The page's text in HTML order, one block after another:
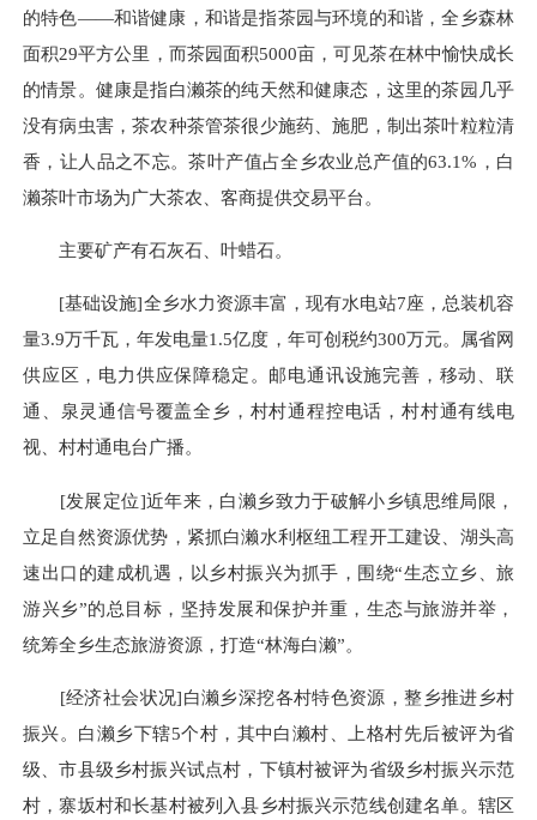
的特色——和谐健康，和谐是指茶园与环境的和谐，全乡森林
面积29平方公里，而茶园面积5000亩，可见茶在林中愉快成长
的情景。健康是指白濑茶的纯天然和健康态，这里的茶园几乎
没有病虫害，茶农种茶管茶很少施药、施肥，制出茶叶粒粒清
香，让人品之不忘。茶叶产值占全乡农业总产值的63.1%，白
濑茶叶市场为广大茶农、客商提供交易平台。
主要矿产有石灰石、叶蜡石。
[基础设施]全乡水力资源丰富，现有水电站7座，总装机容
量3.9万千瓦，年发电量1.5亿度，年可创税约300万元。属省网
供应区，电力供应保障稳定。邮电通讯设施完善，移动、联
通、泉灵通信号覆盖全乡，村村通程控电话，村村通有线电
视、村村通电台广播。
[发展定位]近年来，白濑乡致力于破解小乡镇思维局限，
立足自然资源优势，紧抓白濑水利枢纽工程开工建设、湖头高
速出口的建成机遇，以乡村振兴为抓手，围绕“生态立乡、旅
游兴乡”的总目标，坚持发展和保护并重，生态与旅游并举，
统筹全乡生态旅游资源，打造“林海白濑”。
[经济社会状况]白濑乡深挖各村特色资源，整乡推进乡村
振兴。白濑乡下辖5个村，其中白濑村、上格村先后被评为省
级、市县级乡村振兴试点村，下镇村被评为省级乡村振兴示范
村，寨坂村和长基村被列入县乡村振兴示范线创建名单。辖区